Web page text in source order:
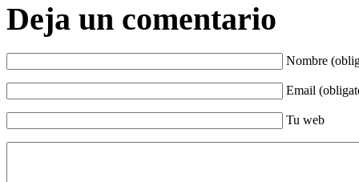
Deja un comentario
Nombre
Email
Tu web